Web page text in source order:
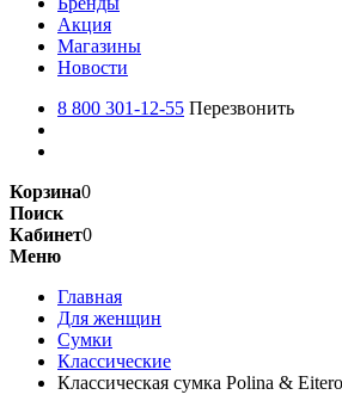
Акция
Магазины
Новости
8 800 301-12-55 Перезвонить
Корзина0
Поиск
Кабинет0
Меню
Главная
Для женщин
Сумки
Классические
Классическая сумка Polina &